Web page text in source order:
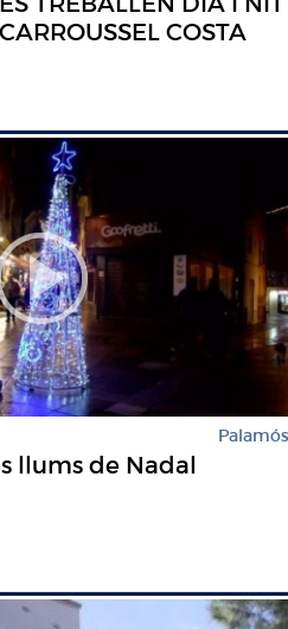
COSTA
Palamós
llums de Nadal